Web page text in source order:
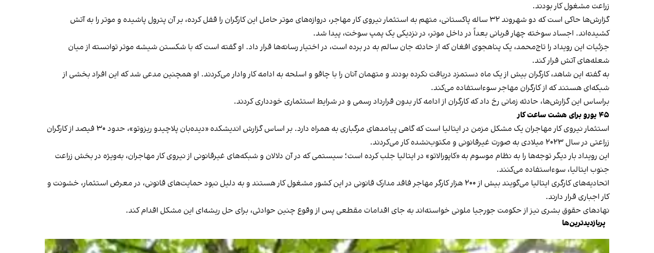
زراعت مشغول کار بودند.
گزارش‌ها حاکی است که دو شهروند ۳۲ ساله پاکستانی، متهم به استثمار نیروی کار مهاجر، دروازه‌های موتر حامل این کارگران را قفل کرده، بر آن پترول پاشیده و موتر را به آتش
کشیده‌اند. اجساد سوخته چهار قربانی بعداً در داخل موتر، در نزدیکی یک پمپ سوخت، پیدا شد.
جزئیات این رویداد را تاج‌محمد، یک پناهجوی افغان که از حادثه جان سالم به در برده است، در اختیار رسانه‌ها قرار داد. او گفته است که با شکستن شیشه موتر توانسته از میان
شعله‌های آتش فرار کند.
به گفته این شاهد، کارگران بیش از یک ماه دستمزد دریافت نکرده بودند و متهمان آنان را با چاقو و اسلحه به ادامه کار وادار می‌کردند. او همچنین مدعی شد که این افراد بخشی از
شبکه‌ای هستند که از کارگران مهاجر سوءاستفاده می‌کند.
براساس این گزارش‌ها، حادثه زمانی رخ داد که کارگران از ادامه کار بدون قرارداد رسمی و در شرایط استثماری خودداری کردند.
۴۵ یورو برای هشت ساعت کار
استثمار نیروی کار مهاجران یک مشکل مزمن در ایتالیا است که گاهی پیامدهای مرگباری به همراه دارد. بر اساس گزارش اندیشکده «دیده‌بان پلاچیدو ریزوتو»، حدود ۳۰ فیصد از کارگران
زراعتی در سال ۲۰۲۳ میلادی به صورت غیرقانونی و مکتوب‌نشده کار می‌کردند.
این رویداد بار دیگر توجه‌ها را به نظام موسوم به «کاپورالاتو» در ایتالیا جلب کرده است؛ سیستمی که در آن دلالان و شبکه‌های غیرقانونی از نیروی کار مهاجران، به‌ویژه در بخش زراعت
جنوب ایتالیا، سوءاستفاده می‌کنند.
اتحادیه‌های کارگری ایتالیا می‌گویند بیش از ۲۰۰ هزار کارگر مهاجر فاقد مدارک قانونی در این کشور مشغول کار هستند و به دلیل نبود حمایت‌های قانونی، در معرض استثمار، خشونت و
کار اجباری قرار دارند.
نهادهای حقوق بشری نیز از حکومت جورجیا ملونی خواسته‌اند به جای اقدامات مقطعی پس از وقوع چنین حوادثی، برای حل ریشه‌ای این مشکل اقدام کند.
پربازدیدترین‌ها